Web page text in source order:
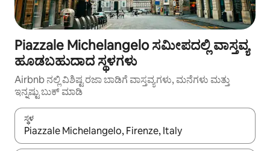
Piazzale Michelangelo ಸಮೀಪದಲ್ಲಿ ವಾಸ್ತವ್ಯ
ಹೂಡಬಹುದಾದ ಸ್ಥಳಗಳು
Airbnb ನಲ್ಲಿ ವಿಶಿಷ್ಟ ರಜಾ ಬಾಡಿಗೆ ವಾಸ್ತವ್ಯಗಳು, ಮನೆಗಳು ಮತ್ತು
ಇನ್ನಷ್ಟು ಬುಕ್ ಮಾಡಿ
ಸ್ಥಳ
ಫಲಿತಾಂಶಗಳು ಲಭ್ಯವಿರುವಾಗ, ಅಪ್ ಮತ್ತು ಡೌನ್ ಬಾಣದ ಕೀಲಿಗಳೊಂದಿಗೆ